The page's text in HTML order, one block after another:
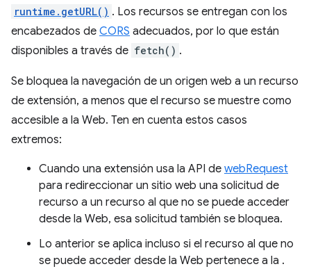
runtime.getURL() . Los recursos se entregan con los
encabezados de CORS adecuados, por lo que están
disponibles a través de fetch() .
Se bloquea la navegación de un origen web a un recurso
de extensión, a menos que el recurso se muestre como
accesible a la Web. Ten en cuenta estos casos
extremos:
Cuando una extensión usa la API de webRequest
para redireccionar un sitio web una solicitud de
recurso a un recurso al que no se puede acceder
desde la Web, esa solicitud también se bloquea.
Lo anterior se aplica incluso si el recurso al que no
se puede acceder desde la Web pertenece a la .